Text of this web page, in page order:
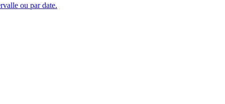
ou par date.